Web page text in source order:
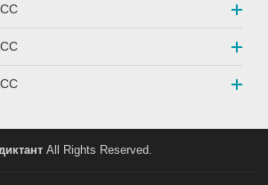
All Rights Reserved.